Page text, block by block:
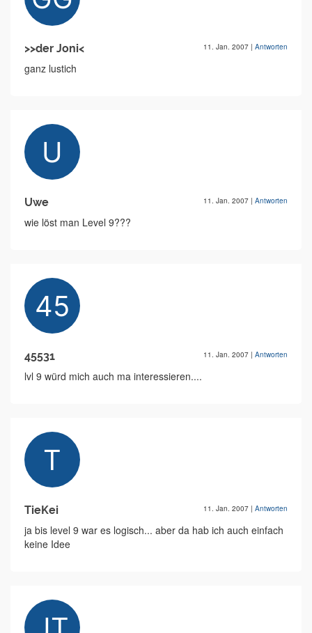
>>der Joni< 11. Jan. 2007 | Antworten
ganz lustich
Uwe 11. Jan. 2007 | Antworten
wie löst man Level 9???
45531 11. Jan. 2007 | Antworten
lvl 9 würd mich auch ma interessieren....
TieKei 11. Jan. 2007 | Antworten
ja bis level 9 war es logisch... aber da hab ich auch einfach
keine Idee